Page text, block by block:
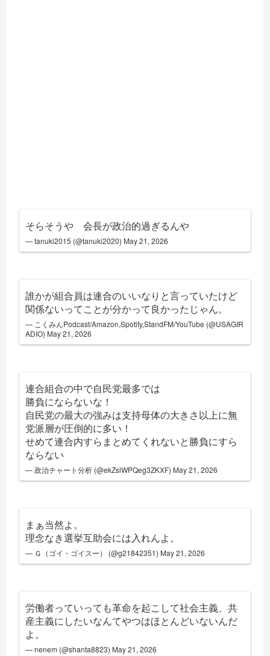
そらそうや 会長が政治的過ぎるんや
— tanuki2015 (@tanuki2020) May 21, 2026
誰かが組合員は連合のいいなりと言っていたけど
関係ないってことが分かって良かったじゃん。
— こくみんPodcast/Amazon,Spotify,StandFM/YouTube (@USAGIR
ADIO) May 21, 2026
連合組合の中で自民党最多では
勝負にならないな！
自民党の最大の強みは支持母体の大きさ以上に無
党派層が圧倒的に多い！
せめて連合内すらまとめてくれないと勝負にすら
ならない
— 政治チャート分析 (@ekZslWPQeg3ZKXF) May 21, 2026
まぁ当然よ。
理念なき選挙互助会には入れんよ。
— Ｇ（ゴイ・ゴイスー） (@g21842351) May 21, 2026
労働者っていっても革命を起こして社会主義、共
産主義にしたいなんてやつはほとんどいないんだ
よ。
— nenem (@shanta8823) May 21, 2026